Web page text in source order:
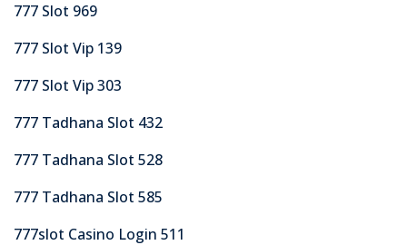
777 Slot 969
777 Slot Vip 139
777 Slot Vip 303
777 Tadhana Slot 432
777 Tadhana Slot 528
777 Tadhana Slot 585
777slot Casino Login 511